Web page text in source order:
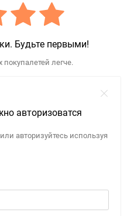
Будьте первыми!
легче.
авторизоватся
авторизуйтесь используя